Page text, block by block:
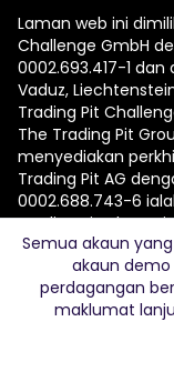
Laman web ini
Challenge GmbH
0002.693.417-1
Vaduz,
Trading Pit
The Trading Pit
menyediakan
Trading Pit AG
0002.688.743-6
Trading Pit
pendaftaran FL-
perkhidmatan
Trading Pit
menyediakan
Semua akaun
akaun
perdagangan
maklumat